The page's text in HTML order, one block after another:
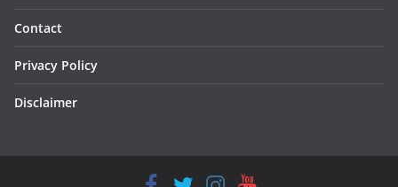
Contact
Privacy Policy
Disclaimer